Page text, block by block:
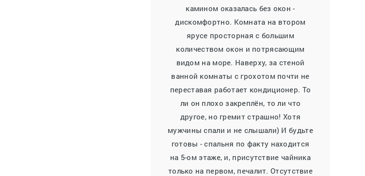
камином оказалась без окон -
дискомфортно. Комната на втором
ярусе просторная с большим
количеством окон и потрясающим
видом на море. Наверху, за стеной
ванной комнаты с грохотом почти не
переставая работает кондиционер. То
ли он плохо закреплён, то ли что
другое, но гремит страшно! Хотя
мужчины спали и не слышали) И будьте
готовы - спальня по факту находится
на 5-ом этаже, и, присутствие чайника
только на первом, печалит. Отсутствие